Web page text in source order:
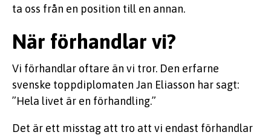
ta oss från en position till en annan.
När förhandlar vi?
Vi förhandlar oftare än vi tror. Den erfarne
svenske toppdiplomaten Jan Eliasson har sagt:
”Hela livet är en förhandling.”
Det är ett misstag att tro att vi endast förhandlar